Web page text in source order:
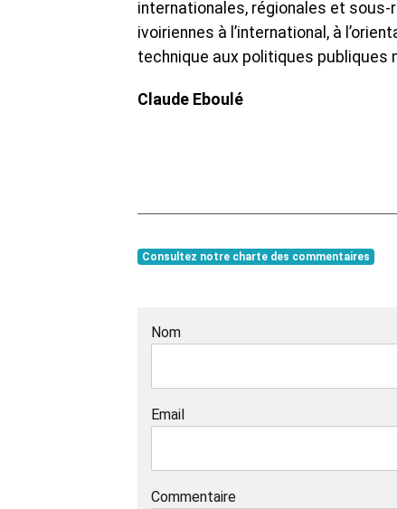
internationales, régionales et
ivoiriennes à l’international, à
technique aux politiques publiques
Claude Eboulé
Consultez notre charte des commentaires
Nom
Email
Commentaire